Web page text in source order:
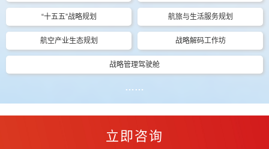
“十五五”战略规划 航旅与生活服务规划
航空产业生态规划 战略解码工作坊
战略管理驾驶舱
……
立即咨询